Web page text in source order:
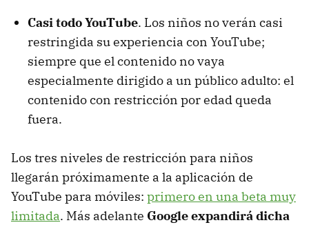
Casi todo YouTube. Los niños no verán casi
restringida su experiencia con YouTube;
siempre que el contenido no vaya
especialmente dirigido a un público adulto: el
contenido con restricción por edad queda
fuera.
Los tres niveles de restricción para niños
llegarán próximamente a la aplicación de
YouTube para móviles: primero en una beta muy
limitada. Más adelante Google expandirá dicha